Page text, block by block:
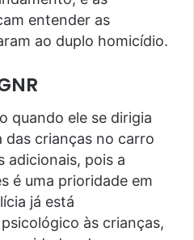
entender as
ao duplo homicídio.
quando ele se dirigia
das crianças no carro
adicionais, pois a
é uma prioridade em
já está
às crianças,